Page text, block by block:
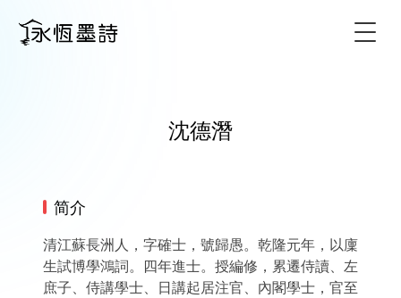
沈德潛
简介
清江蘇長洲人，字確士，號歸愚。乾隆元年，以廩
生試博學鴻詞。四年進士。授編修，累遷侍讀、左
庶子、侍講學士、日講起居注官、內閣學士，官至